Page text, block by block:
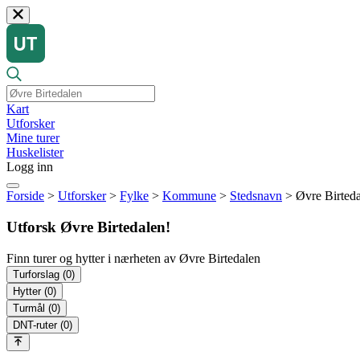
Kart
Utforsker
Mine turer
Huskelister
Logg inn
Forside > Utforsker > Fylke > Kommune > Stedsnavn > Øvre
Utforsk Øvre Birtedalen!
Finn turer og hytter i nærheten av Øvre Birtedalen
Turforslag (0)
Hytter (0)
Turmål (0)
DNT-ruter (0)